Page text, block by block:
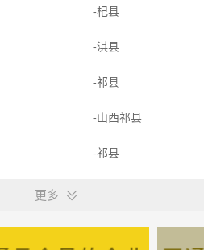
-杞县
-淇县
-祁县
-山西祁县
-祁县
更多